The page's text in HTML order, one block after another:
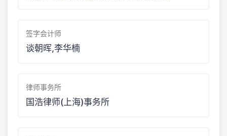
签字会计师
谈朝晖,李华楠
律师事务所
国浩律师(上海)事务所